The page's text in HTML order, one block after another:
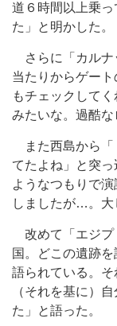
道６時間以上乗っ
た」と明かした。
さらに「カルナ
当たりからゲー
もチェックして
みたいな。過酷な
また西島から「
てたよね」と突
ようなつもりで
しましたが…。大
改めて「エジプ
国。どこの遺跡
語られている。そ
（それを基に）
た」と語った。